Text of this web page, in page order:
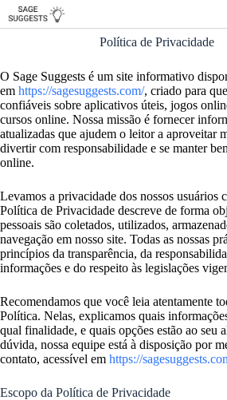
Pular
para
Política de Privacidade
O Sage Suggests é um site informativo
em https://sagesuggests.com/, criado para
confiáveis sobre aplicativos úteis, jogos
cursos online. Nossa missão é fornecer
atualizadas que ajudem o leitor a aproveitar
divertir com responsabilidade e se manter
online.
Levamos a privacidade dos nossos usuários
Política de Privacidade descreve de forma
pessoais são coletados, utilizados,
navegação em nosso site. Todas as nossas
princípios da transparência, da
informações e do respeito às legislações
Recomendamos que você leia atentamente
Política. Nelas, explicamos quais
qual finalidade, e quais opções estão ao seu
dúvida, nossa equipe está à disposição por
contato, acessível em https://
Escopo da Política de Privacidade